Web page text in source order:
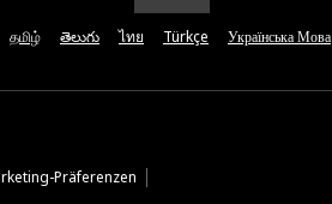
தமிழ் తెలుగు ไทย Türkçe Українська Мова
Präferenzen